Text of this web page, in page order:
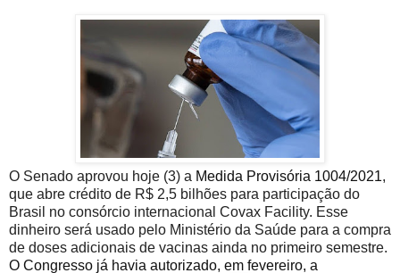
O Senado aprovou hoje (3) a Medida Provisória 1004/2021,
que abre crédito de R$ 2,5 bilhões para participação do
Brasil no consórcio internacional Covax Facility. Esse
dinheiro será usado pelo Ministério da Saúde para a compra
de doses adicionais de vacinas ainda no primeiro semestre.
O Congresso já havia autorizado, em fevereiro, a